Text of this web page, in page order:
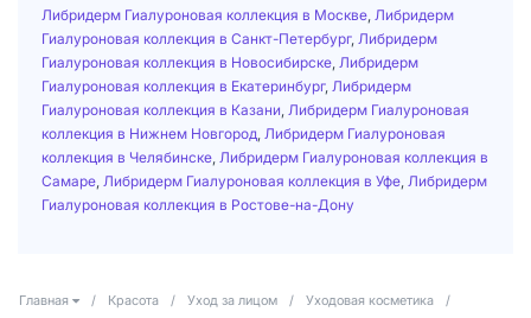
Либридерм Гиалуроновая коллекция в Москве Либридерм
Гиалуроновая коллекция в Санкт-Петербург, Либридерм
Гиалуроновая коллекция в Новосибирске Либридерм
Гиалуроновая коллекция в Екатеринбург, Либридерм
Гиалуроновая коллекция в Казани Либридерм Гиалуроновая
коллекция в Нижнем Новгород Либридерм Гиалуроновая
коллекция в Челябинске Либридерм Гиалуроновая коллекция в
Самаре Либридерм Гиалуроновая коллекция в Уфе Либридерм
Гиалуроновая коллекция в Ростове-на-Дону
Главная / Красота / Уход за лицом / Уходовая косметика
/